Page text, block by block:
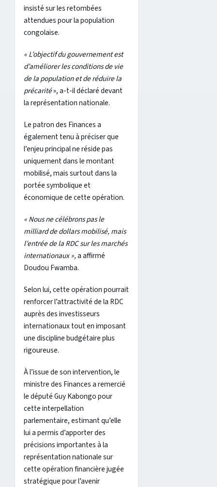
insisté sur les retombées
attendues pour la population
congolaise.
« L’objectif du gouvernement est
d’améliorer les conditions de vie
de la population et de réduire la
précarité», a-t-il déclaré devant
la représentation nationale.
Le patron des Finances a
également tenu à préciser que
l’enjeu principal ne réside pas
uniquement dans le montant
mobilisé, mais surtout dans la
portée symbolique et
économique de cette opération.
« Nous ne célébrons pas le
milliard de dollars mobilisé, mais
l’entrée de la RDC sur les marchés
internationaux »,a affirmé
Doudou Fwamba.
Selon lui, cette opération pourrait
renforcer l’attractivité de la RDC
auprès des investisseurs
internationaux tout en imposant
une discipline budgétaire plus
rigoureuse.
À l’issue de son intervention, le
ministre des Finances a remercié
le député Guy Kabongo pour
cette interpellation
parlementaire, estimant qu’elle
lui a permis d’apporter des
précisions importantes à la
représentation nationale sur
cette opération financière jugée
stratégique pour l’avenir